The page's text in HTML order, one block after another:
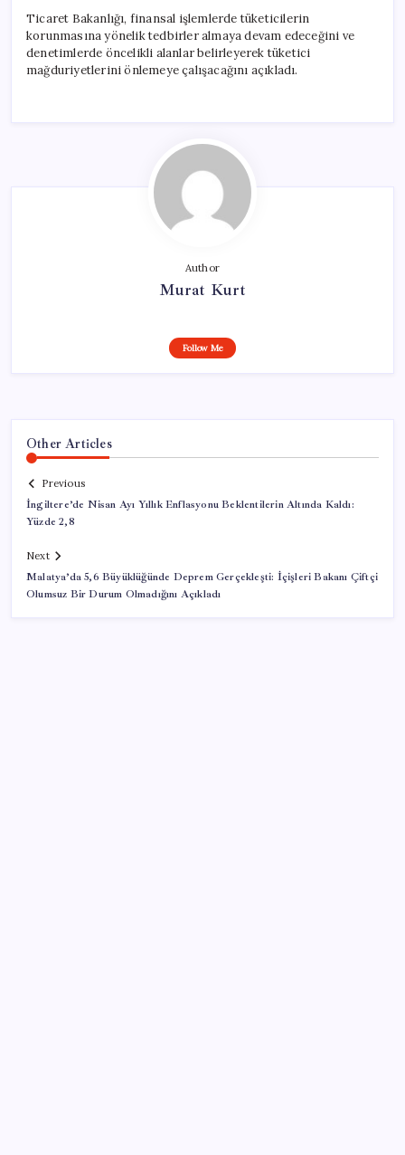
Ticaret Bakanlığı, finansal işlemlerde tüketicilerin
korunmasına yönelik tedbirler almaya devam edeceğini ve
denetimlerde öncelikli alanlar belirleyerek tüketici
mağduriyetlerini önlemeye çalışacağını açıkladı.
Author
Murat Kurt
Follow Me
Other Articles
Previous
İngiltere’de Nisan Ayı Yıllık Enflasyonu Beklentilerin Altında Kaldı:
Yüzde 2,8
Next
Malatya’da 5,6 Büyüklüğünde Deprem Gerçekleşti: İçişleri Bakanı Çiftçi
Olumsuz Bir Durum Olmadığını Açıkladı